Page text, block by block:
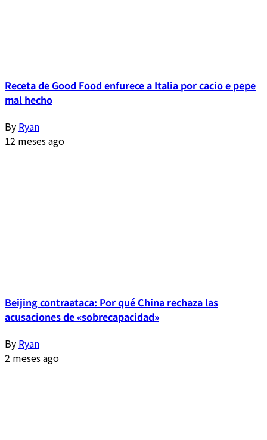
Receta de Good Food enfurece a Italia por cacio e pepe
mal hecho
By Ryan
12 meses ago
Beijing contraataca: Por qué China rechaza las
acusaciones de «sobrecapacidad»
By Ryan
2 meses ago